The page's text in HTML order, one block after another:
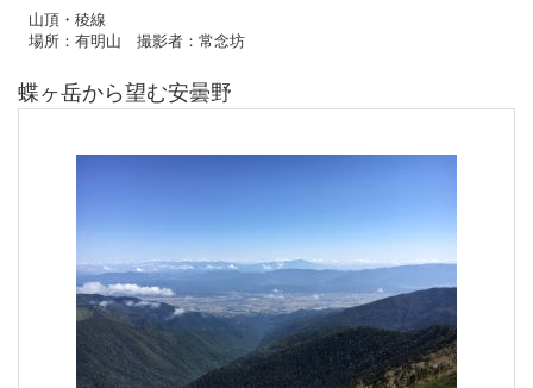
山頂・稜線
場所：有明山 撮影者：常念坊
蝶ヶ岳から望む安曇野